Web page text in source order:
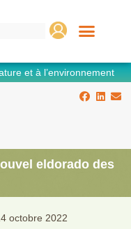
et à l’environnement
eldorado des
octobre 2022